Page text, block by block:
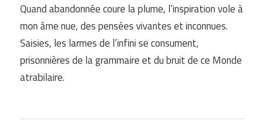
Quand abandonnée coure la plume, l’inspiration vole à
mon âme nue, des pensées vivantes et inconnues.
Saisies, les larmes de l’infini se consument,
prisonnières de la grammaire et du bruit de ce Monde
atrabilaire.